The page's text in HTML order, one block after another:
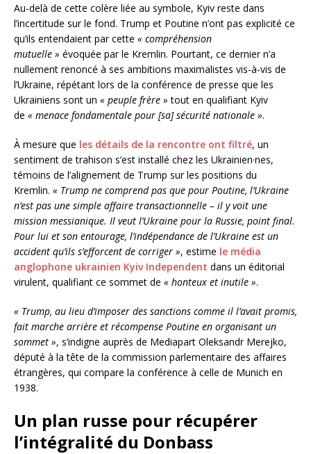
Au-delà de cette colère liée au symbole, Kyiv reste dans
l’incertitude sur le fond. Trump et Poutine n’ont pas explicité ce
qu’ils entendaient par cette « compréhension
mutuelle » évoquée par le Kremlin. Pourtant, ce dernier n’a
nullement renoncé à ses ambitions maximalistes vis-à-vis de
l’Ukraine, répétant lors de la conférence de presse que les
Ukrainiens sont un « peuple frère » tout en qualifiant Kyiv
de « menace fondamentale pour [sa] sécurité nationale ».
À mesure que les détails de la rencontre ont filtré, un
sentiment de trahison s’est installé chez les Ukrainien·nes,
témoins de l’alignement de Trump sur les positions du
Kremlin. « Trump ne comprend pas que pour Poutine, l’Ukraine
n’est pas une simple affaire transactionnelle – il y voit une
mission messianique. Il veut l’Ukraine pour la Russie, point final.
Pour lui et son entourage, l’indépendance de l’Ukraine est un
accident qu’ils s’efforcent de corriger », estime le média
anglophone ukrainien Kyiv Independent dans un éditorial
virulent, qualifiant ce sommet de « honteux et inutile ».
« Trump, au lieu d’imposer des sanctions comme il l’avait promis,
fait marche arrière et récompense Poutine en organisant un
sommet », s’indigne auprès de Mediapart Oleksandr Merejko,
député à la tête de la commission parlementaire des affaires
étrangères, qui compare la conférence à celle de Munich en
1938.
Un plan russe pour récupérer
l’intégralité du Donbass